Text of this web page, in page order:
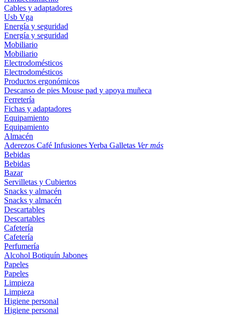
Cables y adaptadores
Usb Vga
Energía y seguridad
Energía y seguridad
Mobiliario
Mobiliario
Electrodomésticos
Electrodomésticos
Productos ergonómicos
Descanso de pies Mouse pad y apoya muñeca
Ferretería
Fichas y adaptadores
Equipamiento
Equipamiento
Almacén
Aderezos Café InfusionesYerba Galletas Ver más
Bebidas
Bebidas
Bazar
Servilletas y Cubiertos
Snacks y almacén
Snacks y almacén
Descartables
Descartables
Cafetería
Cafetería
Perfumería
Alcohol Botiquín Jabones
Papeles
Papeles
Limpieza
Limpieza
Higiene personal
Higiene personal